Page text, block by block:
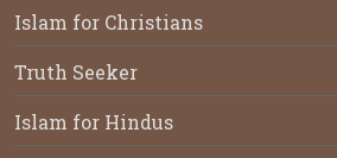
Islam for Christians
Truth Seeker
Islam for Hindus